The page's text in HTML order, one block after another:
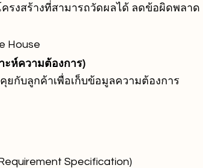
รงสร้างที่สามารถวัดผลได้ ลดข้อผิดพลาด
House
ะห์ความต้องการ)
ยกับลูกค้าเพื่อเก็บข้อมูลความต้องการ
Specification)